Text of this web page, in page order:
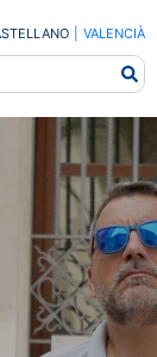
VALENCIÀ